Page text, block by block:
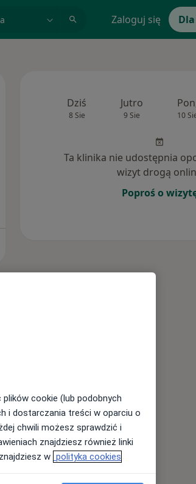
Zaloguj się
Dziś
8 Sie
Jutro
9 Sie 10
Ta klinika nie udostępnia
wizyt drogą
Poproś o
cookie (lub podobnych
i dostarczania treści w oparciu o
chwili możesz sprawdzić i
znajdziesz również linki
w polityka cookies